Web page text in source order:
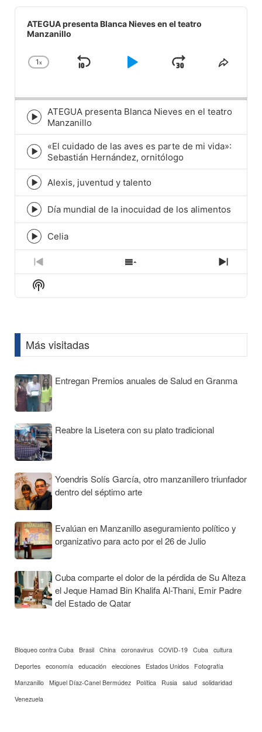
Audio
Player
ATEGUA presenta Blanca Nieves en el teatro
Manzanillo
Change
1x
Skip
Play
JumpShare
Episode
play
icon
ATEGUA presenta Blanca Nieves en el teatro
Manzanillo
Episode
play
icon
«El cuidado de las aves es parte de mi vida»:
Sebastián Hernández, ornitólogo
Episode
play
icon
Alexis, juventud y talento
Episode
play
icon
Día mundial de la inocuidad de los alimentos
Episode
play
icon
Celia
Previous
Episode
Show
Episodes
Next
Show
Podcast
Más visitadas
Entregan Premios anuales de Salud en Granma
Reabre la Lisetera con su plato tradicional
Yoendris Solís García, otro manzanillero triunfador
dentro del séptimo arte
Evalúan en Manzanillo aseguramiento político y
organizativo para acto por el 26 de Julio
Cuba comparte el dolor de la pérdida de Su Alteza
el Jeque Hamad Bin Khalifa Al-Thani, Emir Padre
del Estado de Qatar
Bloqueo contra Cuba Brasil China coronavirus COVID-19 Cuba
cultura
Deportes economía educación elecciones Estados Unidos
Fotografía
Manzanillo Miguel Díaz-Canel Bermúdez Política Rusia salud solidaridad
Venezuela